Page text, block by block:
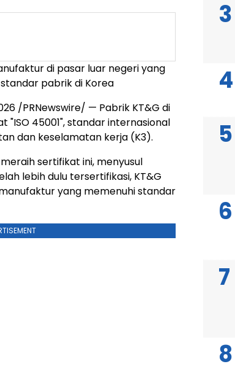
di pasar luar negeri yang
pabrik di Korea
/PRNewswire/ — Pabrik KT&G di
"ISO 45001", standar internasional
dan keselamatan kerja (K3).
meraih sertifikat ini, menyusul
lebih dulu tersertifikasi, KT&G
yang memenuhi standar